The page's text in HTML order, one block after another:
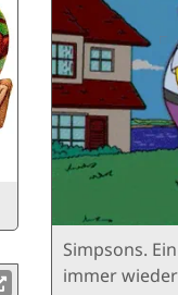
Simpsons.
immer wieder